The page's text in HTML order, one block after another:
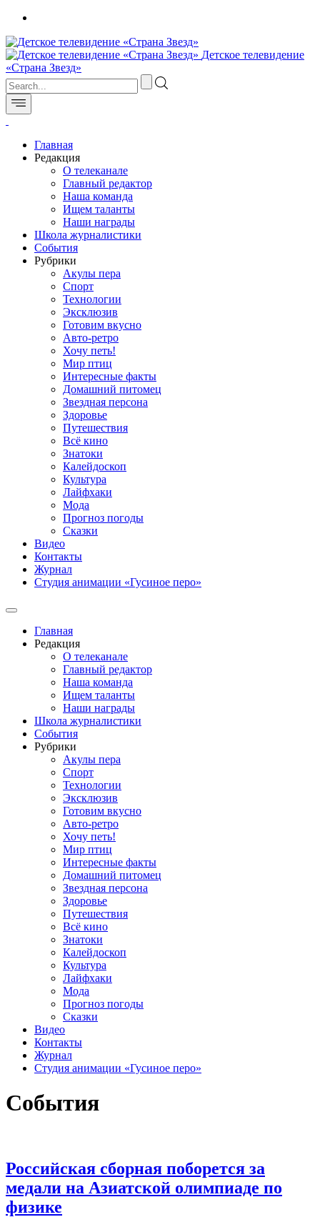
Детское телевидение
«Страна Звезд»
Главная
Редакция
О телеканале
Главный редактор
Наша команда
Ищем таланты
Наши награды
Школа журналистики
События
Рубрики
Акулы пера
Спорт
Технологии
Эксклюзив
Готовим вкусно
Авто-ретро
Хочу петь!
Мир птиц
Интересные факты
Домашний питомец
Звездная персона
Здоровье
Путешествия
Всё кино
Знатоки
Калейдоскоп
Культура
Лайфхаки
Мода
Прогноз погоды
Сказки
Видео
Контакты
Журнал
Студия анимации «Гусиное перо»
Главная
Редакция
О телеканале
Главный редактор
Наша команда
Ищем таланты
Наши награды
Школа журналистики
События
Рубрики
Акулы пера
Спорт
Технологии
Эксклюзив
Готовим вкусно
Авто-ретро
Хочу петь!
Мир птиц
Интересные факты
Домашний питомец
Звездная персона
Здоровье
Путешествия
Всё кино
Знатоки
Калейдоскоп
Культура
Лайфхаки
Мода
Прогноз погоды
Сказки
Видео
Контакты
Журнал
Студия анимации «Гусиное перо»
События
Российская сборная поборется за
медали на Азиатской олимпиаде по
физике